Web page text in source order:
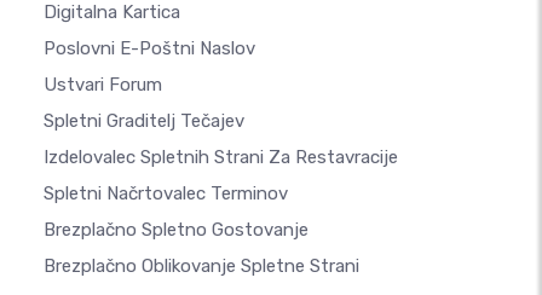
Digitalna Kartica
Poslovni E-Poštni Naslov
Ustvari Forum
Spletni Graditelj Tečajev
Izdelovalec Spletnih Strani Za Restavracije
Spletni Načrtovalec Terminov
Brezplačno Spletno Gostovanje
Brezplačno Oblikovanje Spletne Strani